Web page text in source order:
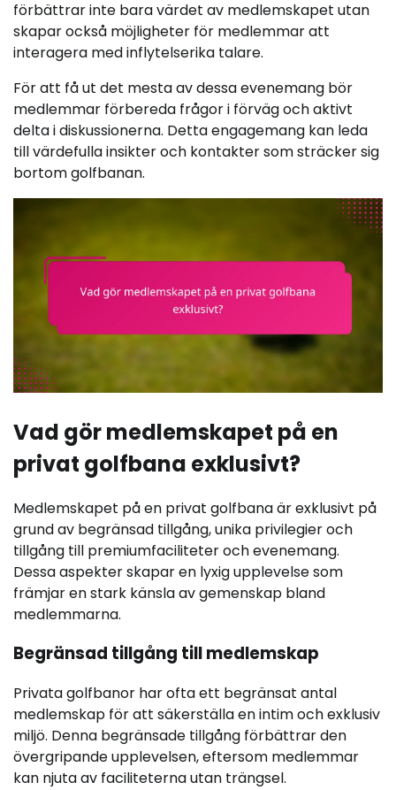
förbättrar inte bara värdet av medlemskapet utan
skapar också möjligheter för medlemmar att
interagera med inflytelserika talare.
För att få ut det mesta av dessa evenemang bör
medlemmar förbereda frågor i förväg och aktivt
delta i diskussionerna. Detta engagemang kan leda
till värdefulla insikter och kontakter som sträcker sig
bortom golfbanan.
Vad gör medlemskapet på en
privat golfbana exklusivt?
Medlemskapet på en privat golfbana är exklusivt på
grund av begränsad tillgång, unika privilegier och
tillgång till premiumfaciliteter och evenemang.
Dessa aspekter skapar en lyxig upplevelse som
främjar en stark känsla av gemenskap bland
medlemmarna.
Begränsad tillgång till medlemskap
Privata golfbanor har ofta ett begränsat antal
medlemskap för att säkerställa en intim och exklusiv
miljö. Denna begränsade tillgång förbättrar den
övergripande upplevelsen, eftersom medlemmar
kan njuta av faciliteterna utan trängsel.